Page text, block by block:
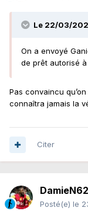
Le 22/03/
On a envoyé
de prêt autorisé
Pas convaincu
connaîtra jamais la
Citer
DamieN62
Posté(e) le